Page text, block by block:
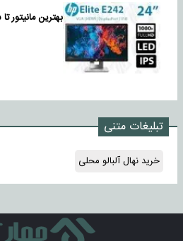
بهترین مانیتور تا ۱۵ میلیون تومان
تبلیغات متنی
خرید نهال آلبالو محلی